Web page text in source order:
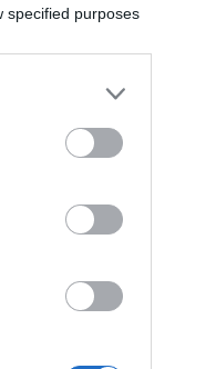
specified purposes